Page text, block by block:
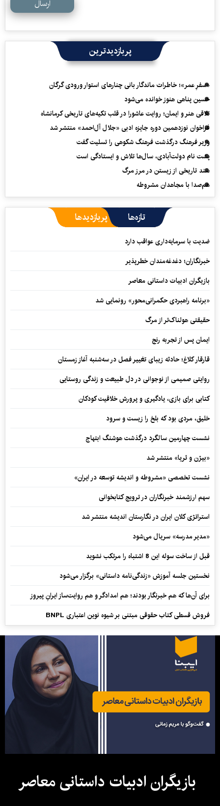
ارسال
پربازدیدترین
«سفرِ عمر»؛ خاطرات ماندگار بانی چنارهای استوار ورودی گرگان
حسین پناهی هنوز خوانده می‌شود
تلاقی هنر و ایمان؛ روایت عاشورا در قلب تکیه‌های تاریخی کرمانشاه
فراخوان نوزدهمین دوره جایزه ادبی «جلال آل‌احمد» منتشر شد
وزیر فرهنگ درگذشت فرهنگ شکوهی را تسلیت گفت
پشت نام دولت‌آبادی، سال‌ها تلاش و ایستادگی است
سند تاریخی از زیستن در مرز مرگ
هم‌صدا با مجاهدان مشروطه
تازه‌ها پربازدیدها
ضدیت با سرمایه‌داری عواقب دارد
خبرنگاران؛ دغدغه‌مندان خطرپذیر
بازیگران ادبیات داستانی معاصر
«برنامه راهبردی حکمرانی‌محور» رونمایی شد
حقیقتی هولناک‌تر از مرگ
ایمان پس از تجربه رنج
قارقار کلاغ؛ حادثه زیبای تغییر فصل در سه‌شنبه آغاز زمستان
روایتی صمیمی از نوجوانی در دل طبیعت و زندگی روستایی
کتابی برای بازی، یادگیری و پرورش خلاقیت کودکان
خلیق، مردی بود که بلخ را زیست و سرود
نشست چهارمین سالگرد درگذشت هوشنگ ابتهاج
«بیژن و ثریا» منتشر شد
نشست تخصصی «مشروطه و اندیشه توسعه در ایران»
سهم ارزشمند خبرنگاران در ترویج کتابخوانی
استراتژی کلان ایران در نگارستان اندیشه منتشر شد
«مدیر مدرسه» سریال می‌شود
قبل از ساخت سوله این 8 اشتباه را مرتکب نشوید
نخستین جلسه آموزش «زندگی‌نامه‌ داستانی» برگزار می‌شود
برای آن‌ها که هم خبرنگار بودند؛ هم امدادگر و هم‌ روایت‌ساز ایرانِ پیروز
فروش قسطی کتاب حقوقی مبتنی بر شیوه نوین اعتباری BNPL
بازیگران ادبیات داستانی معاصر